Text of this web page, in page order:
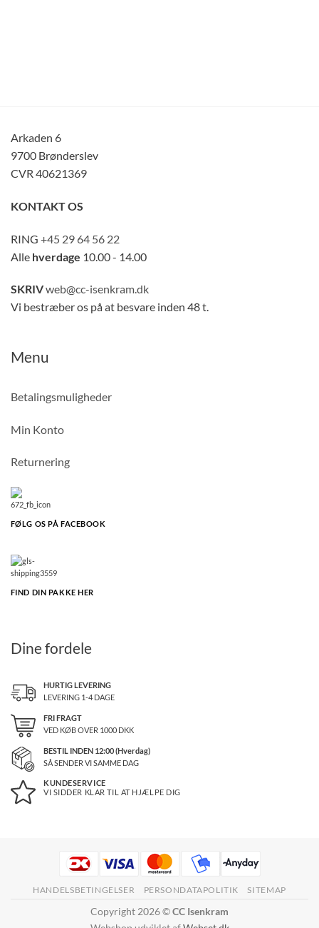
Arkaden 6
9700 Brønderslev
CVR 40621369
KONTAKT OS
RING +45 29 64 56 22
Alle hverdage 10.00 - 14.00
SKRIVweb@cc-isenkram.dk
Vi bestræber os på at besvare inden 48 t.
Menu
Betalingsmuligheder
Min Konto
Returnering
FØLG OS PÅ FACEBOOK
FIND DIN PAKKE HER
Dine fordele
HURTIG LEVERING
LEVERING 1-4 DAGE
FRI FRAGT
VED KØB OVER 1000DKK
BESTIL INDEN 12:00 (Hverdag)
SÅ SENDER VI SAMME DAG
KUNDESERVICE
VI SIDDER KLAR TIL AT HJÆLPE DIG
HANDELSBETINGELSER PERSONDATAPOLITIK SITEMAP
Copyright 2026 ©CC Isenkram